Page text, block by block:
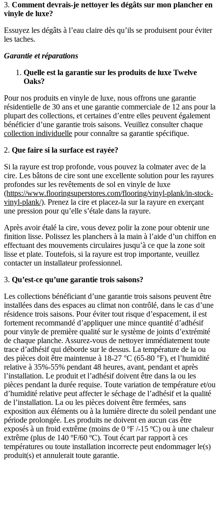
3. Comment devrais-je nettoyer les dégâts sur mon plancher en
vinyle de luxe?
Essuyez les dégâts à l’eau claire dès qu’ils se produisent pour éviter
les taches.
Garantie et réparations
Quelle est la garantie sur les produits de luxe Twelve
Oaks?
Pour nos produits en vinyle de luxe, nous offrons une garantie
résidentielle de 30 ans et une garantie commerciale de 12 ans pour la
plupart des collections, et certaines d’entre elles peuvent également
bénéficier d’une garantie trois saisons. Veuillez consulter chaque
collection individuelle pour connaître sa garantie spécifique.
2. Que faire si la surface est rayée?
Si la rayure est trop profonde, vous pouvez la colmater avec de la
cire. Les bâtons de cire sont une excellente solution pour les rayures
profondes sur les revêtements de sol en vinyle de luxe
(https://www.flooringsuperstores.com/flooring/vinyl-plank/in-stock-
vinyl-plank/). Prenez la cire et placez-la sur la rayure en exerçant
une pression pour qu’elle s’étale dans la rayure.
Après avoir étalé la cire, vous devez polir la zone pour obtenir une
finition lisse. Polissez les planchers à la main à l’aide d’un chiffon en
effectuant des mouvements circulaires jusqu’à ce que la zone soit
lisse et plate. Toutefois, si la rayure est trop importante, veuillez
contacter un installateur professionnel.
3. Qu’est-ce qu’une garantie trois saisons?
Les collections bénéficiant d’une garantie trois saisons peuvent être
installées dans des espaces au climat non contrôlé, dans le cas d’une
résidence trois saisons. Pour éviter tout risque d’espacement, il est
fortement recommandé d’appliquer une mince quantité d’adhésif
pour vinyle de première qualité sur le système de joints d’extrémité
de chaque planche. Assurez-vous de nettoyer immédiatement toute
trace d’adhésif qui déborde sur le dessus. La température de la ou
des pièces doit être maintenue à 18-27 °C (65-80 °F), et l’humidité
relative à 35%-55% pendant 48 heures, avant, pendant et après
l’installation. Le produit et l’adhésif doivent être dans la ou les
pièces pendant la durée requise. Toute variation de température et/ou
d’humidité relative peut affecter le séchage de l’adhésif et la qualité
de l’installation. La ou les pièces doivent être fermées, sans
exposition aux éléments ou à la lumière directe du soleil pendant une
période prolongée. Les produits ne doivent en aucun cas être
exposés à un froid extrême (moins de 0 ºF /-15 ºC) ou à une chaleur
extrême (plus de 140 ºF/60 ºC). Tout écart par rapport à ces
températures ou toute installation incorrecte peut endommager le(s)
produit(s) et annulerait toute garantie.